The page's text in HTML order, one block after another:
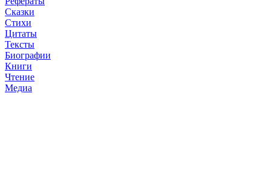
Сказки
Стихи
Цитаты
Тексты
Биографии
Книги
Чтение
Медиа